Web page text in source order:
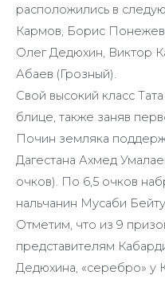
расположились в
Кармов, Борис
Олег Дедюхин, Виктор
Абаев (Грозный).
Свой высокий класс
блице, также заняв
Почин земляка
Дагестана Ахмед
очков). По 6,5 очков
нальчанин Мусаби
Отметим, что из 9
представителям
Дедюхина, «серебро» у